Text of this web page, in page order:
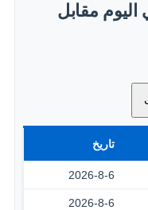
اليوم مقابل
تاريخ
2026-8-6
2026-8-6